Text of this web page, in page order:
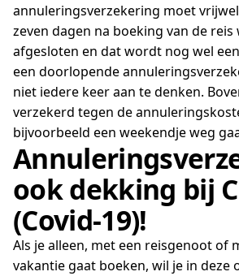
annuleringsverzekering moet
zeven dagen na boeking van de reis
afgesloten en dat wordt nog wel
een doorlopende
niet iedere keer aan te denken.
verzekerd tegen de
bijvoorbeeld een weekendje weg
ook dekking bij
(Covid-19)!
Als je alleen, met een reisgenoot of
vakantie gaat boeken, wil je in deze